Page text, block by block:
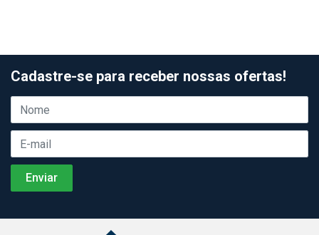
Cadastre-se para receber nossas ofertas!